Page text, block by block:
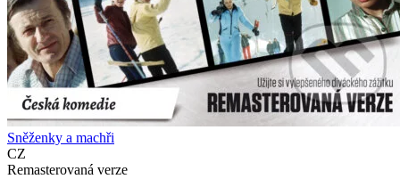
Sněženky a machři
CZ
Remasterovaná verze